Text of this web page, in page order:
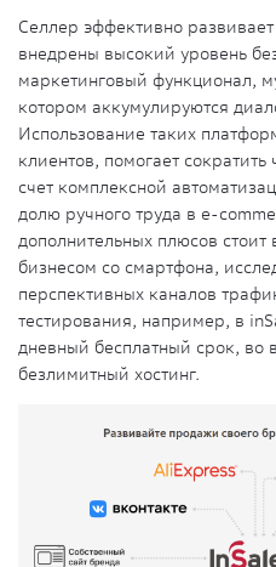
Селлер эффективно
внедрены высокий уровень
маркетинговый функционал,
котором аккумулируются
Использование таких
клиентов, помогает сократить
счет комплексной
долю ручного труда в e-
дополнительных плюсов стоит
бизнесом со смартфона,
перспективных каналов
тестирования, например, в
дневный бесплатный срок,
безлимитный хостинг.